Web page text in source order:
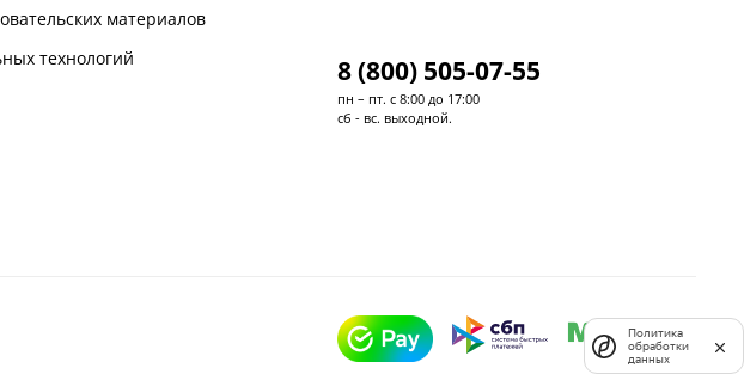
материалов
технологий
8 (800) 505-07-55
пн – пт. с 8:00 до 17:00
сб - вс. выходной.
Политика
обработки
данных